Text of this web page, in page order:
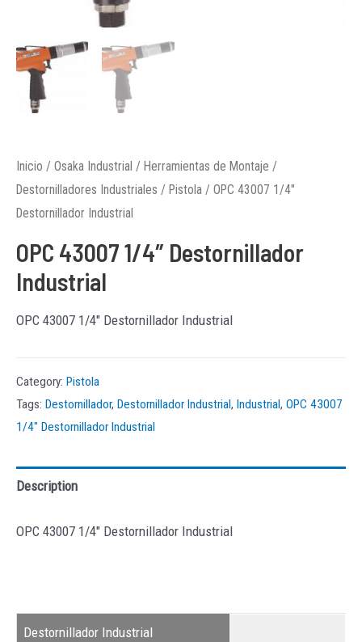
Inicio / Osaka Industrial / Herramientas de Montaje /
Destornilladores Industriales / Pistola / OPC 43007 1/4″
Destornillador Industrial
OPC 43007 1/4″ Destornillador
Industrial
OPC 43007 1/4″ Destornillador Industrial
Category: Pistola
Tags: Destornillador, Destornillador Industrial, Industrial, OPC 43007
1/4" Destornillador Industrial
Description
OPC 43007 1/4″ Destornillador Industrial
Destornillador Industrial